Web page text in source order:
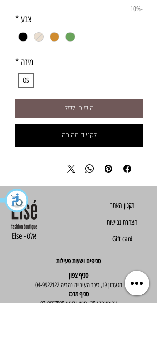
-10%
צבע*
מידה *
OS
הוסיפי לסל
לקנייה מהירה
Else - אלס
תקנון האתר​​
הצהרת נגישות
Gift card
סניפים ושעות פעילות
סניף צפון
הגעתון 19, כיכר העירייה נהריה 04-9922122
סניף מרכז
ז'בוטינסקי 30, ראשון לציון 03-9667890